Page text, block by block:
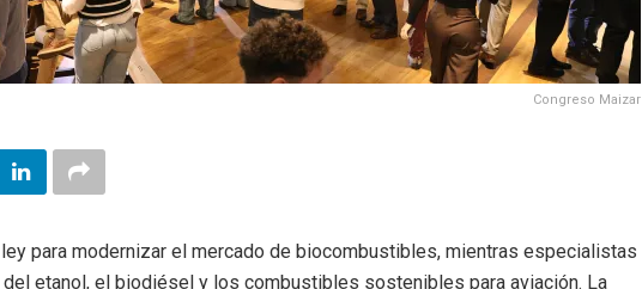
Congreso Maizar
ley para modernizar el mercado de biocombustibles, mientras especialistas
etanol, el biodiésel y los combustibles sostenibles para aviación. La